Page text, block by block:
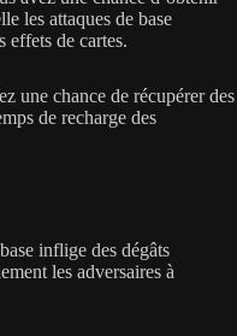
les attaques de base
effets de cartes.
une chance de récupérer des
de recharge des
inflige des dégâts
les adversaires à